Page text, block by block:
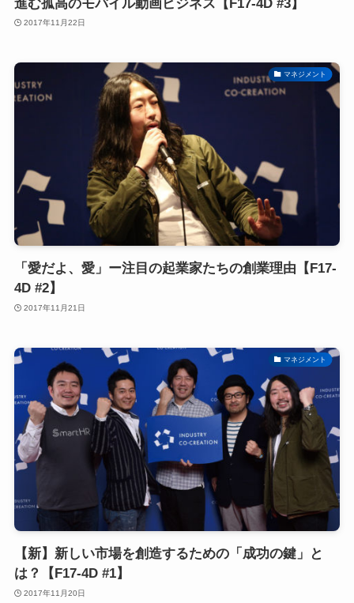
進む孤高のモバイル動画ビジネス【F17-4D #3】
2017年11月22日
マネジメント
「愛だよ、愛」ー注目の起業家たちの創業理由【F17-
4D #2】
2017年11月21日
マネジメント
【新】新しい市場を創造するための「成功の鍵」と
は？【F17-4D #1】
2017年11月20日